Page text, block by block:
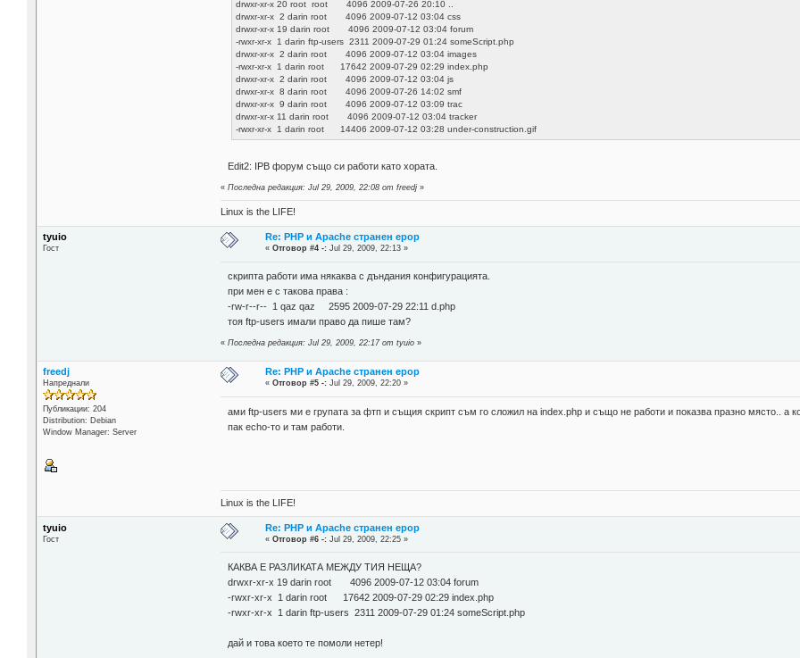
drwxr-xr-x 20 root root 4096 2009-07-26 20:10 ..
drwxr-xr-x 2 darin root 4096 2009-07-12 03:04 css
drwxr-xr-x 19 darin root 4096 2009-07-12 03:04 forum
-rwxr-xr-x 1 darin ftp-users 2311 2009-07-29 01:24 someScript.php
drwxr-xr-x 2 darin root 4096 2009-07-12 03:04 images
-rwxr-xr-x 1 darin root 17642 2009-07-29 02:29 index.php
drwxr-xr-x 2 darin root 4096 2009-07-12 03:04 js
drwxr-xr-x 8 darin root 4096 2009-07-26 14:02 smf
drwxr-xr-x 9 darin root 4096 2009-07-12 03:09 trac
drwxr-xr-x 11 darin root 4096 2009-07-12 03:04 tracker
-rwxr-xr-x 1 darin root 14406 2009-07-12 03:28 under-construction.gif
Edit2: IPB форум също си работи като хората.
«Последна редакция: Jul 29, 2009, 22:08 от freedj »
Linux is the LIFE!
tyuio
Гост
Re: PHP и Apache странен ерор
«Отговор #4 -: Jul 29, 2009, 22:13 »
скрипта работи има някаква с дъндания конфигурацията.
при мен е с такова права :
-rw-r--r-- 1 qaz qaz 2595 2009-07-29 22:11 d.php
тоя ftp-users имали право да пише там?
«Последна редакция: Jul 29, 2009, 22:17 от tyuio »
freedj
Напреднали
Публикации: 204
Distribution: Debian
Window Manager: Server
Re: PHP и Apache странен ерор
«Отговор #5 -: Jul 29, 2009, 22:20 »
ами ftp-users ми е групата за фтп и същия скрипт съм го сложил на index.php и също не работи и показва празно място.. а
пак echo-то и там работи.
Linux is the LIFE!
tyuio
Гост
Re: PHP и Apache странен ерор
«Отговор #6 -: Jul 29, 2009, 22:25 »
КАКВА Е РАЗЛИКАТА МЕЖДУ ТИЯ НЕЩА?
drwxr-xr-x 19 darin root 4096 2009-07-12 03:04 forum
-rwxr-xr-x 1 darin root 17642 2009-07-29 02:29 index.php
-rwxr-xr-x 1 darin ftp-users 2311 2009-07-29 01:24 someScript.php
дай и това което те помоли нетер!